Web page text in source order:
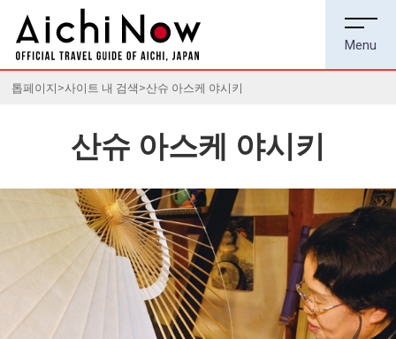
톱페이지 사이트 내 검색 산슈 아스케 야시키
산슈 아스케 야시키